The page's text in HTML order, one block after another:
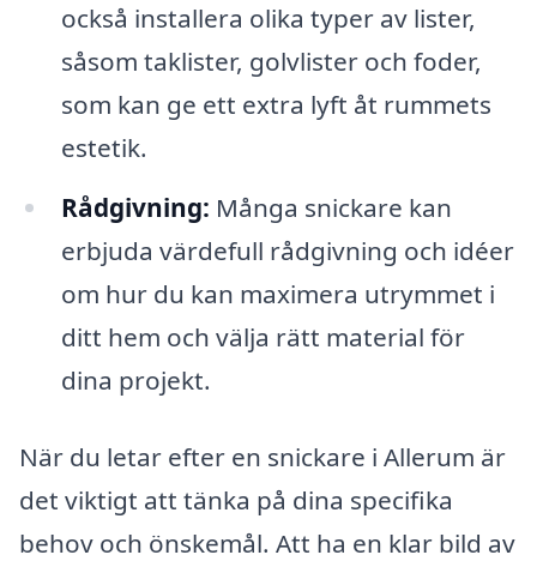
också installera olika typer av lister,
såsom taklister, golvlister och foder,
som kan ge ett extra lyft åt rummets
estetik.
Rådgivning: Många snickare kan
erbjuda värdefull rådgivning och idéer
om hur du kan maximera utrymmet i
ditt hem och välja rätt material för
dina projekt.
När du letar efter en snickare i Allerum är
det viktigt att tänka på dina specifika
behov och önskemål. Att ha en klar bild av